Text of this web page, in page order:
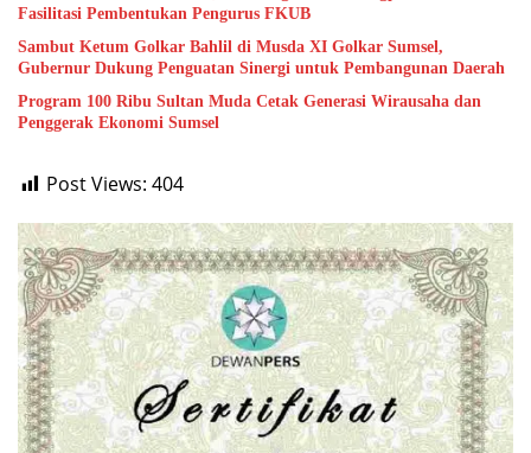
Fasilitasi Pembentukan Pengurus FKUB
Sambut Ketum Golkar Bahlil di Musda XI Golkar Sumsel,
Gubernur Dukung Penguatan Sinergi untuk Pembangunan Daerah
Program 100 Ribu Sultan Muda Cetak Generasi Wirausaha dan
Penggerak Ekonomi Sumsel
Post Views: 404